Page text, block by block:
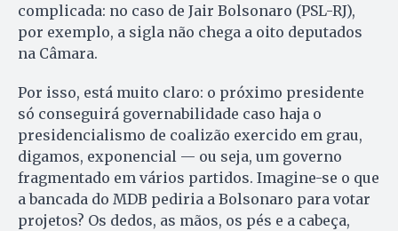
complicada: no caso de Jair Bolsonaro (PSL-­RJ),
por exemplo, a sigla não chega a oito deputados
na Câmara.
Por isso, está muito claro: o pró­ximo presidente
só conseguirá go­vernabilidade caso haja o
presidencialismo de coalizão exercido em grau,
digamos, exponencial — ou seja, um governo
fragmentado em vários partidos. Imagine-se o que
a bancada do MDB pediria a Bol­sonaro para votar
projetos? Os dedos, as mãos, os pés e a cabeça,